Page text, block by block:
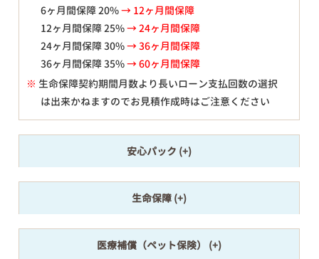
6ヶ月間保障 20%→ 12ヶ月間保障
12ヶ月間保障 25%→ 24ヶ月間保障
24ヶ月間保障 30%→ 36ヶ月間保障
36ヶ月間保障 35%→ 60ヶ月間保障
※ 生命保障契約期間月数より長いローン支払回数の選択
は出来かねますのでお見積作成時はご注意ください
安心パック
生命保障
医療補償（ペット保険）